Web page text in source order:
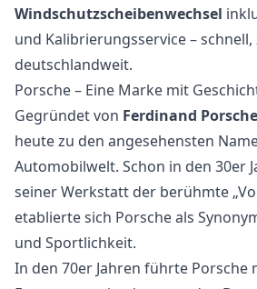
Windschutzscheibenwechsel
und Kalibrierungsservice –
deutschlandweit.
Porsche – Eine Marke mit
Gegründet von Ferdinand Porsche
heute zu den angesehensten
Automobilwelt. Schon in den 30er
seiner Werkstatt der berühmte
etablierte sich Porsche als
und Sportlichkeit.
In den 70er Jahren führte Porsche